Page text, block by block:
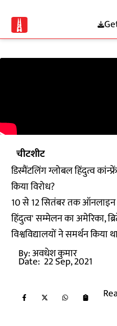
चीटशीट
डिस्मैंटलिंग ग्लोबल हिंदुत्व
किया विरोध?
10 से 12 सितंबर तक
हिंदुत्व' सम्मेलन का अमेरिका,
विश्वविद्यालयों ने समर्थन किया
By:अवधेश कुमार
Date: 22 Sep, 2021